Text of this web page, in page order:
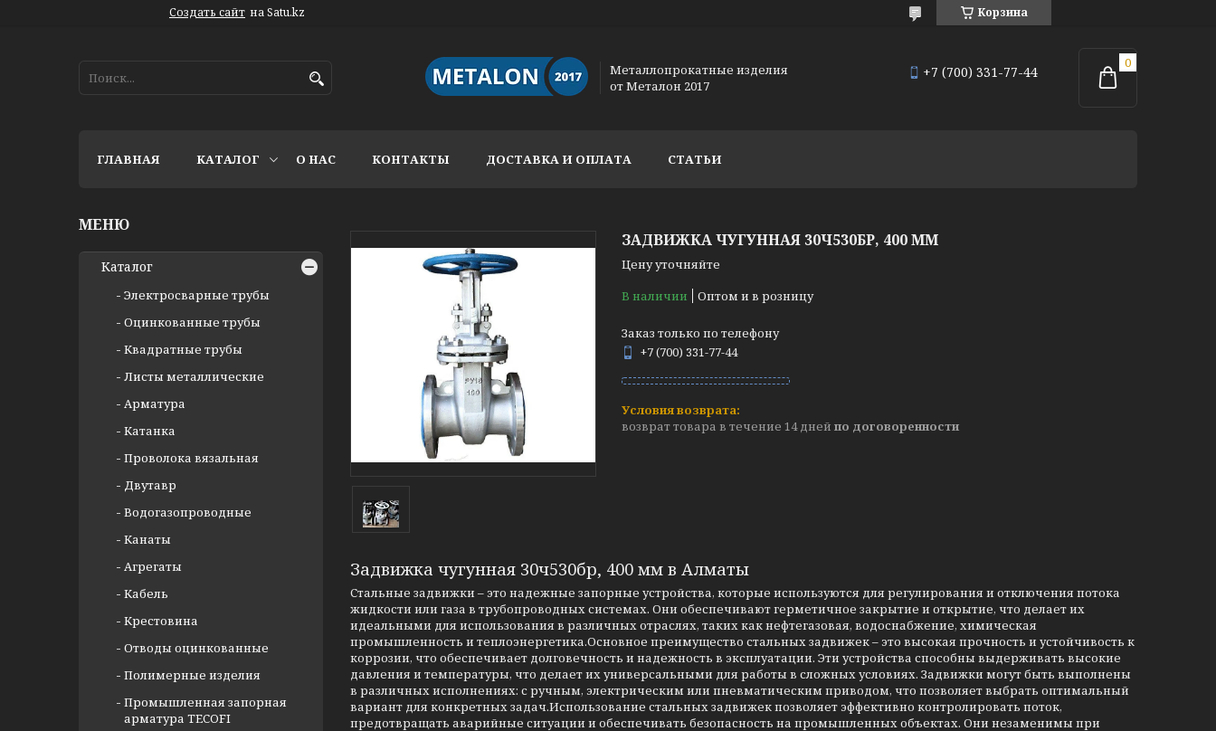
Создать сайт на Satu.kz Корзина
Металлопрокатные изделия
от Металон 2017
+7 (700) 331-77-44
ГЛАВНАЯ КАТАЛОГ О НАС КОНТАКТЫ ДОСТАВКА И ОПЛАТА СТАТЬИ
ЗАДВИЖКА ЧУГУННАЯ 30Ч530БР, 400 ММ
Цену уточняйте
В наличии
Оптом и в розницу
Заказ только по телефону
+7 (700) 331-77-44
возврат товара в течение 14 дней по договоренности
Задвижка чугунная 30ч530бр, 400 мм в Алматы
Стальные задвижки – это надежные запорные устройства, которые используются для регулирования и отключения потока
жидкости или газа в трубопроводных системах. Они обеспечивают герметичное закрытие и открытие, что делает их
идеальными для использования в различных отраслях, таких как нефтегазовая, водоснабжение, химическая
промышленность и теплоэнергетика.Основное преимущество стальных задвижек – это высокая прочность и устойчивость к
коррозии, что обеспечивает долговечность и надежность в эксплуатации. Эти устройства способны выдерживать высокие
давления и температуры, что делает их универсальными для работы в сложных условиях. Задвижки могут быть выполнены
в различных исполнениях: с ручным, электрическим или пневматическим приводом, что позволяет выбрать оптимальный
вариант для конкретных задач.Использование стальных задвижек позволяет эффективно контролировать поток,
предотвращать аварийные ситуации и обеспечивать безопасность на промышленных объектах. Они незаменимы при
Каталог
Электросварные трубы
Оцинкованные трубы
Квадратные трубы
Листы металлические
Арматура
Катанка
Проволока вязальная
Двутавр
Водогазопроводные
Канаты
Агрегаты
Кабель
Крестовина
Отводы оцинкованные
Полимерные изделия
Промышленная запорная
арматура TECOFI